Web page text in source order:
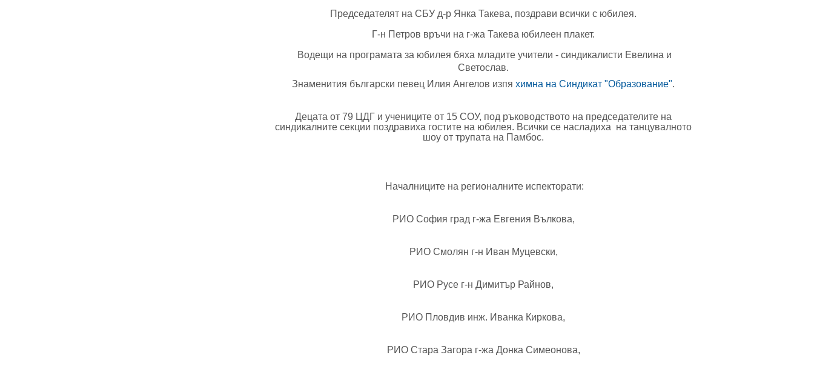
Председателят на СБУ д-р Янка Такева, поздрави всички с юбилея.
Г-н Петров връчи на г-жа Такева юбилеен плакет.
Водещи на програмата за юбилея бяха младите учители - синдикалисти Евелина и
Светослав.
Знаменития български певец Илия Ангелов изпяхимна на Синдикат "Образование".
Децата от 79 ЦДГ и учениците от 15 СОУ, под ръководството на председателите на
синдикалните секции поздравиха гостите на юбилея. Всички се насладиха на танцувалното
шоу от трупата на Памбос.
Началниците на регионалните испекторати:
РИО София град г-жа Евгения Вълкова,
РИО Смолян г-н Иван Муцевски,
РИО Русе г-н Димитър Райнов,
РИО Пловдив инж. Иванка Киркова,
РИО Стара Загора г-жа Донка Симеонова,